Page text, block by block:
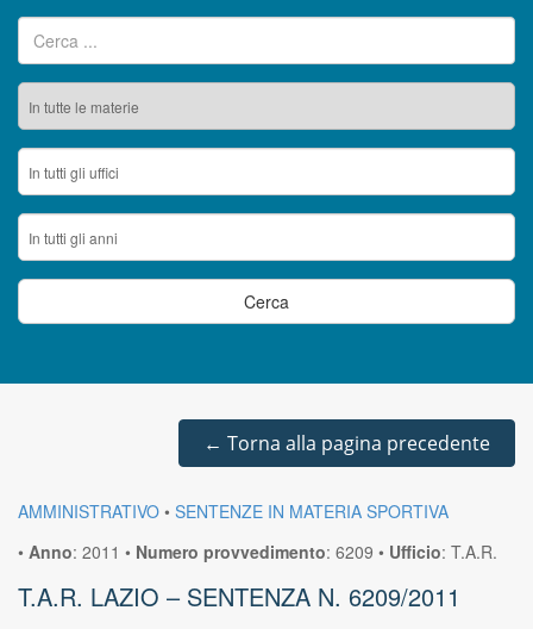
Ricerca per:
← Torna alla pagina precedente
AMMINISTRATIVO • SENTENZE IN MATERIA SPORTIVA
• Anno: 2011 • Numero provvedimento: 6209 • Ufficio: T.A.R.
T.A.R. LAZIO – SENTENZA N. 6209/2011